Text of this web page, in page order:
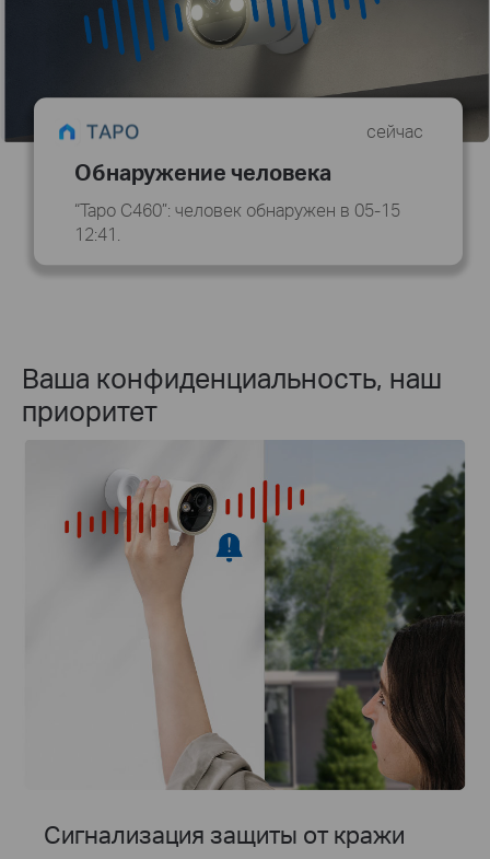
сейчас
Обнаружение человека
“Tapo C460”: человек обнаружен в 05-15
12:41.
Ваша конфиденциальность, наш
приоритет
Сигнализация защиты от кражи